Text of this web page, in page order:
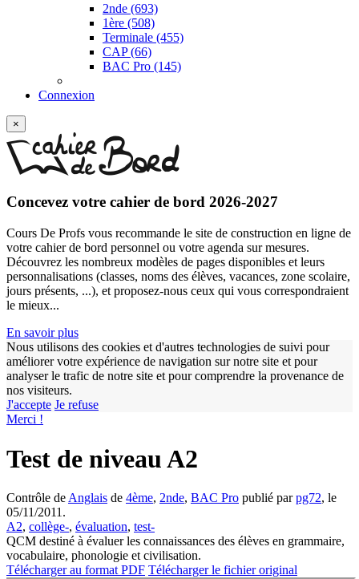
2nde (693)
1ère (508)
Terminale (455)
CAP(66)
BAC Pro (145)
Connexion
×
Concevez votre cahier de bord 2026-2027
Cours De Profs vous recommande le site de construction en ligne de
votre cahier de bord personnel ou votre agenda sur mesures.
Découvrez les nombreux modèles de pages disponibles et leurs
personnalisations (classes, noms des élèves, vacances, zone scolaire,
jours présents, ...), et proposez-nous ceux qui vous correspondraient
le mieux...
En savoir plus
Nous utilisons des cookies et d'autres technologies de suivi pour
améliorer votre expérience de navigation sur notre site et pour
analyser le trafic de notre site et pour comprendre la provenance de
nos visiteurs.
J'accepte Je refuse
Merci !
Test de niveau A2
Contrôle de Anglais de 4ème, 2nde, BAC Pro publié parpg72, le
05/11/2011.
A2, collège-, évaluation, test-
QCM destiné à évaluer les connaissances des élèves en grammaire,
vocabulaire, phonologie et civilisation.
Télécharger au format PDF Télécharger le fichier original